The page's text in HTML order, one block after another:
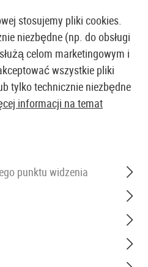
SKLEP I HURTOWNIA
Co2
stosujemy pliki cookies.
niezbędne (np. do obsługi
celom marketingowym i
wszystkie pliki
tylko technicznie niezbędne
informacji na temat
punktu widzenia